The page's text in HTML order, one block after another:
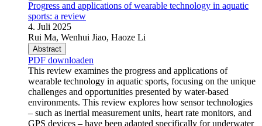
Progress and applications of wearable technology in aquatic
sports: a review
4. Juli 2025
Rui Ma, Wenhui Jiao, Haoze Li
Abstract
PDF downloaden
This review examines the progress and applications of
wearable technology in aquatic sports, focusing on the unique
challenges and opportunities presented by water-based
environments. This review explores how sensor technologies
– such as inertial measurement units, heart rate monitors, and
GPS devices – have been adapted specifically for underwater